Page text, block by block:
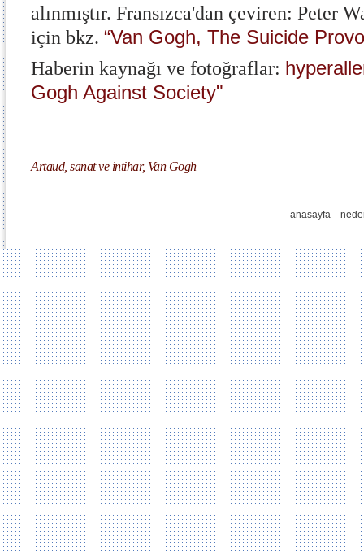
alınmıştır. Fransızca'dan çeviren: Peter
için bkz. “Van Gogh, The Suicide
Haberin kaynağı ve fotoğraflar:
Gogh Against Society"
Artaud,sanat ve intihar, Van Gogh
anasayfa